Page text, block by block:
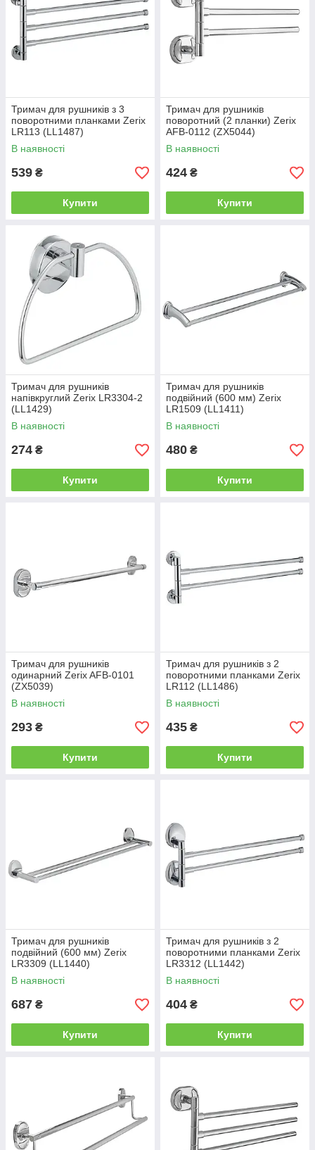
Тримач для рушників з 3
поворотними планками Zerix
LR113 (LL1487)
В наявності
539 ₴
Купити
Тримач для рушників
поворотний (2 планки) Zerix
AFB-0112 (ZX5044)
В наявності
424 ₴
Купити
Тримач для рушників
напівкруглий Zerix LR3304-2
(LL1429)
В наявності
274 ₴
Купити
Тримач для рушників
подвійний (600 мм) Zerix
LR1509 (LL1411)
В наявності
480 ₴
Купити
Тримач для рушників
одинарний Zerix AFB-0101
(ZX5039)
В наявності
293 ₴
Купити
Тримач для рушників з 2
поворотними планками Zerix
LR112 (LL1486)
В наявності
435 ₴
Купити
Тримач для рушників
подвійний (600 мм) Zerix
LR3309 (LL1440)
В наявності
687 ₴
Купити
Тримач для рушників з 2
поворотними планками Zerix
LR3312 (LL1442)
В наявності
404 ₴
Купити